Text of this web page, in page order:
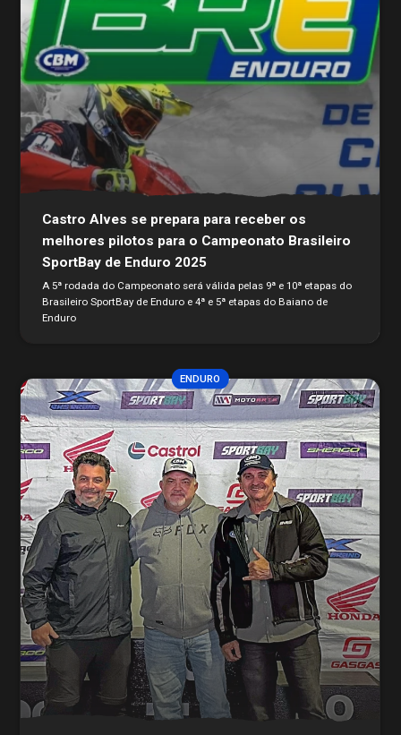
Castro Alves se prepara para receber os
melhores pilotos para o Campeonato Brasileiro
SportBay de Enduro 2025
A 5ª rodada do Campeonato será válida pelas 9ª e 10ª etapas do
Brasileiro SportBay de Enduro e 4ª e 5ª etapas do Baiano de
Enduro
ENDURO